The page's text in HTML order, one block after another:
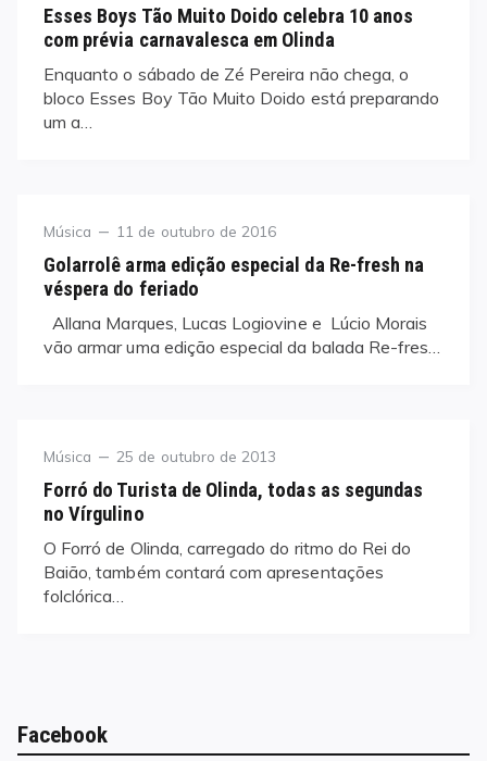
Esses Boys Tão Muito Doido celebra 10 anos
com prévia carnavalesca em Olinda
Enquanto o sábado de Zé Pereira não chega, o
bloco Esses Boy Tão Muito Doido está preparando
um a…
Category
Música
Posted
11 de outubro de 2016
Golarrolê arma edição especial da Re-fresh na
véspera do feriado
Allana Marques, Lucas Logiovine e Lúcio Morais
vão armar uma edição especial da balada Re-fres…
Category
Música
Posted
25 de outubro de 2013
Forró do Turista de Olinda, todas as segundas
no Vírgulino
O Forró de Olinda, carregado do ritmo do Rei do
Baião, também contará com apresentações
folclórica…
Facebook